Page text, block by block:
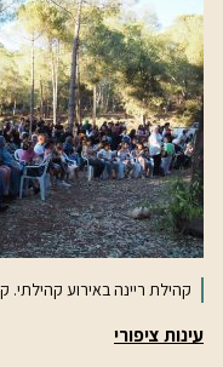
קהילת ריינה באירוע קהילתי.
עינות ציפורי